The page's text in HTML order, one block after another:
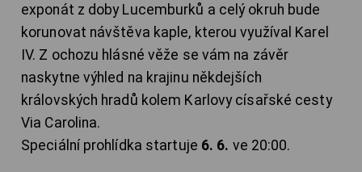
exponát z doby Lucemburků a celý okruh bude
korunovat návštěva kaple, kterou využíval Karel
IV. Z ochozu hlásné věže se vám na závěr
naskytne výhled na krajinu někdejších
královských hradů kolem Karlovy císařské cesty
Via Carolina.
Speciální prohlídka startuje 6. 6. ve 20:00.